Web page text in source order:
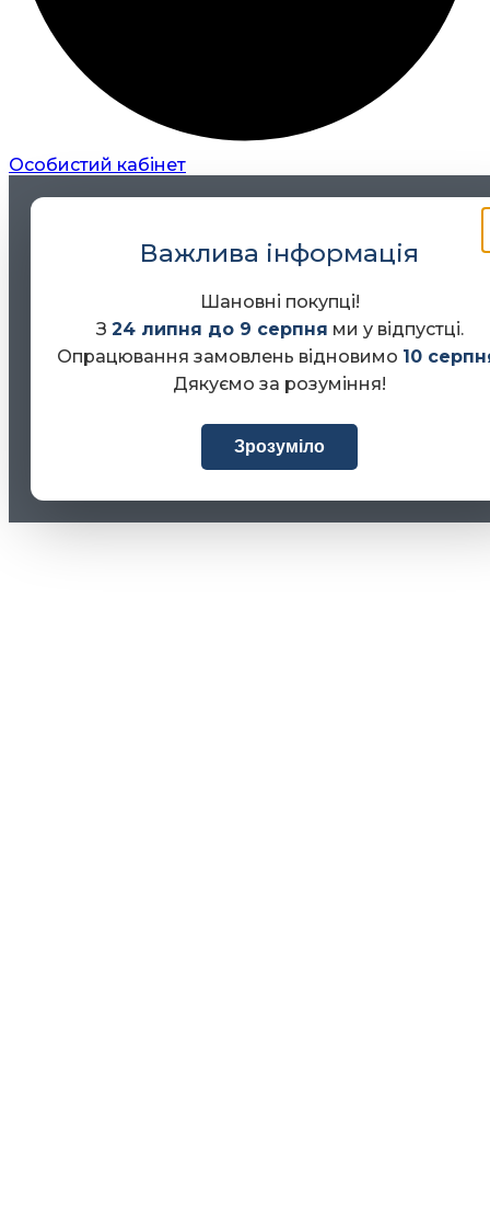
Особистий кабінет
Важлива інформація
Шановні покупці!
З 24 липня до 9 серпня ми у відпустці.
Опрацювання замовлень відновимо 10
Дякуємо за розуміння!
Зрозуміло